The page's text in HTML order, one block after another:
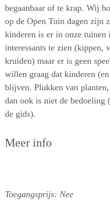
begaanbaar of te krap. Wij
op de Open Tuin dagen zijn
kinderen is er in onze tuinen
interessants te zien (kippen,
kruiden) maar er is geen
willen graag dat kinderen
blijven. Plukken van
dan ook is niet de
de gids).
Meer info
Toegangsprijs: Nee